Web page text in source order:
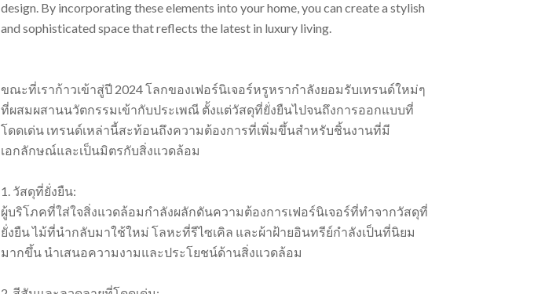
design. By incorporating these elements into your home, you can create a stylish
and sophisticated space that reflects the latest in luxury living.
ขณะที่เราก้าวเข้าสู่ปี 2024 โลกของเฟอร์นิเจอร์หรูหรากำลังยอมรับเทรนด์ใหม่ๆ
ที่ผสมผสานนวัตกรรมเข้ากับประเพณี ตั้งแต่วัสดุที่ยั่งยืนไปจนถึงการออกแบบที่
โดดเด่น เทรนด์เหล่านี้สะท้อนถึงความต้องการที่เพิ่มขึ้นสำหรับชิ้นงานที่มี
เอกลักษณ์และเป็นมิตรกับสิ่งแวดล้อม
1. วัสดุที่ยั่งยืน:
ผู้บริโภคที่ใส่ใจสิ่งแวดล้อมกำลังผลักดันความต้องการเฟอร์นิเจอร์ที่ทำจากวัสดุที่
ยั่งยืน ไม้ที่นำกลับมาใช้ใหม่ โลหะที่รีไซเคิล และผ้าฝ้ายอินทรีย์กำลังเป็นที่นิยม
มากขึ้น นำเสนอความงามและประโยชน์ด้านสิ่งแวดล้อม